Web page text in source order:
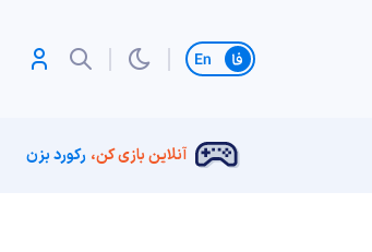
تغییر زبان
آنلاین بازی کن، رکورد بزن